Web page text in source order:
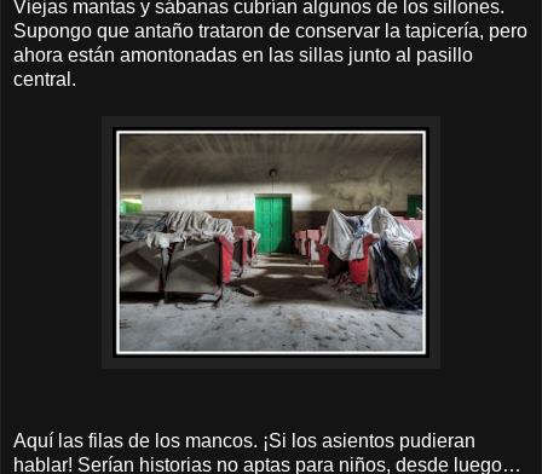
Viejas mantas y sábanas cubrían algunos de los sillones.
Supongo que antaño trataron de conservar la tapicería, pero
ahora están amontonadas en las sillas junto al pasillo
central.
Aquí las filas de los mancos. ¡Si los asientos pudieran
hablar! Serían historias no aptas para niños, desde luego…